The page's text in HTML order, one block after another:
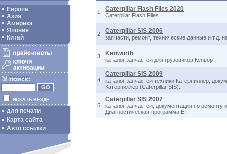
Европа
Азия
Америка
Япония
Китай
ИСКАТЬ ВЕЗДЕ
для печати
Карта сайта
Авто ссылки
1 Caterpillar Flash Files 2020
Caterpillar Flash Files.
2 Caterpillar SIS 2006
запчасти, ремонт, технические данные и
3 Kenworth
каталог запчастей для грузовиков Кенворт
4
Caterpillar SIS 2009
каталог запчастей техники Катерпиллер,
Катерпиллер (Caterpillar SIS).
5
Caterpillar SIS 2007
каталог запчастей, документация по
Диагностическая программа ET.